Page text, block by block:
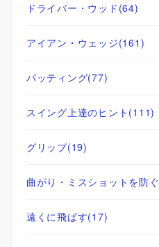
ドライバー・ウッド (64)
アイアン・ウェッジ(161)
パッティング(77)
スイング上達のヒント (111)
グリップ(19)
曲がり・ミスショットを防ぐ
遠くに飛ばす(17)